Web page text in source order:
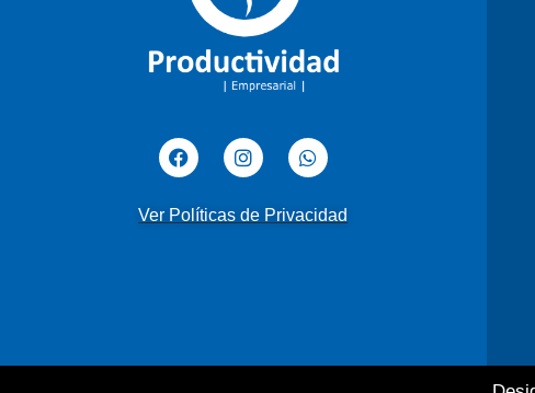
Ver Políticas de Privacidad